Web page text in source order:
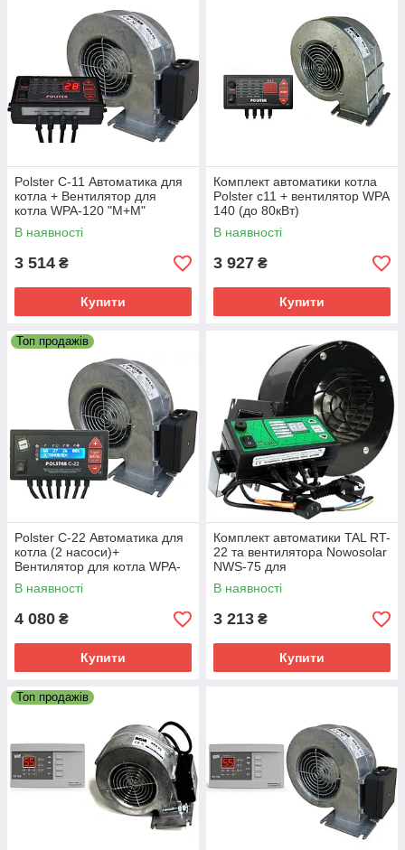
Polster C-11 Автоматика для
котла + Вентилятор для
котла WPA-120 "М+М"
В наявності
3 514 ₴
Купити
Комплект автоматики котла
Polster c11 + вентилятор WPA
140 (до 80кВт)
В наявності
3 927 ₴
Купити
Топ продажів
Polster C-22 Автоматика для
котла (2 насоси)+
Вентилятор для котла WPA-
X2 "М+М"
В наявності
4 080 ₴
Купити
Комплект автоматики TAL RT-
22 та вентилятора Nowosolar
NWS-75 для
твердопаливного котла
В наявності
3 213 ₴
Купити
Топ продажів